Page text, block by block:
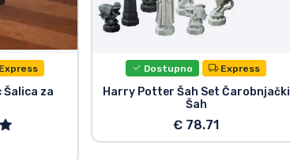
za
Dostupno Express
Harry Potter Šah Set Čarobnjački
Šah
€ 78.71